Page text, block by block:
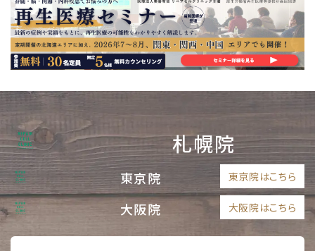
札幌院
東京院 東京院はこちら
大阪院 大阪院はこちら